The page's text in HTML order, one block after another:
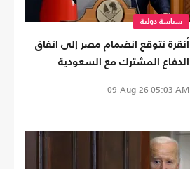
سياسة دولية
أنقرة تتوقع انضمام مصر إلى اتفاق
الدفاع المشترك مع السعودية
09-Aug-26 05:03 AM